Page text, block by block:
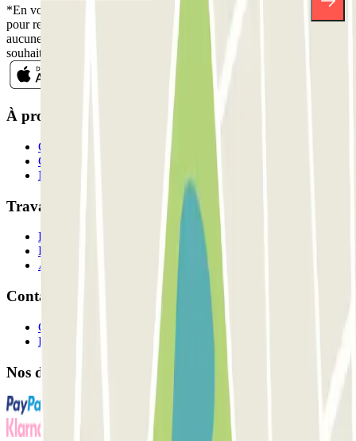
*En vous inscrivant, vous acceptez notre politique de confidentialité
pour recevoir des communications commerciales de Parclick. Sans
aucune obligation, vous pouvez vous désinscrire quand vous le
souhaitez dans la même newsletter.
À propos de Parclick
Qui sommes-nous ?
Comment ça marche?
Nos parkings
Travaillons ensemble?
Professionnels
Fournisseur de parking
Affiliés
Contact
Contactez-nous
FAQ
Nos différents modes de paiement: